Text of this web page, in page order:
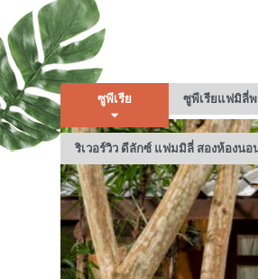
ซูพีเรีย ซูพีเรียแฟมิลี่พ
ริเวอร์วิว ดีลักซ์ แฟมมิลี่ สองห้องนอ